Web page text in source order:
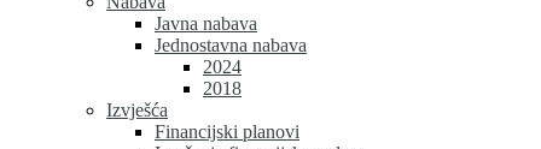
Javna nabava
Jednostavna nabava
2024
2018
Izvješća
Financijski planovi